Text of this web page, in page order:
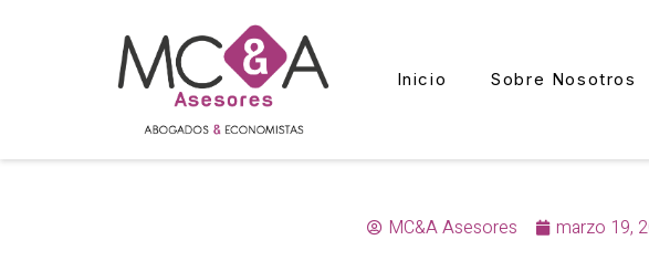
Inicio Sobre Nosotros
MC&A Asesores marzo 19,